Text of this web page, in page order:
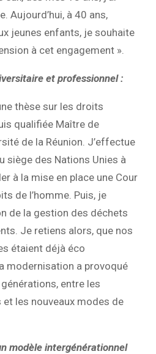
Aujourd’hui, à 40 ans,
jeunes enfants, je souhaite
à cet engagement ».
et professionnel :
thèse sur les droits
qualifiée Maître de
de la Réunion. J’effectue
siège des Nations Unies à
à la mise en place une Cour
de l’homme. Puis, je
de la gestion des déchets
Je retiens alors, que nos
étaient déjà éco
modernisation a provoqué
entre les
les nouveaux modes de
modèle intergénérationnel